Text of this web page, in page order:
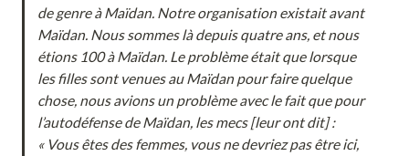
de genre à Maïdan. Notre organisation existait avant
Maïdan. Nous sommes là depuis quatre ans, et nous
étions 100 à Maïdan. Le problème était que lorsque
les filles sont venues au Maïdan pour faire quelque
chose, nous avions un problème avec le fait que pour
l’autodéfense de Maïdan, les mecs [leur ont dit] :
« Vous êtes des femmes, vous ne devriez pas être ici,